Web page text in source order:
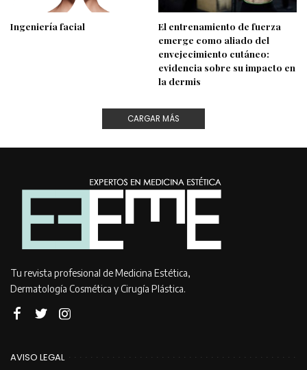
Ingeniería facial
El entrenamiento de fuerza
emerge como aliado del
envejecimiento cutáneo:
evidencia sobre su impacto en
la dermis
CARGAR MÁS
Tu revista profesional de Medicina Estética,
Dermatología Cosmética y Cirugía Plástica.
AVISO LEGAL